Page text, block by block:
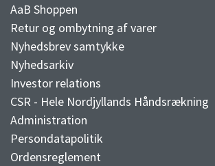
AaB Shoppen
Retur og ombytning af varer
Nyhedsbrev samtykke
Nyhedsarkiv
Investor relations
CSR - Hele Nordjyllands Håndsrækning
Administration
Persondatapolitik
Ordensreglement